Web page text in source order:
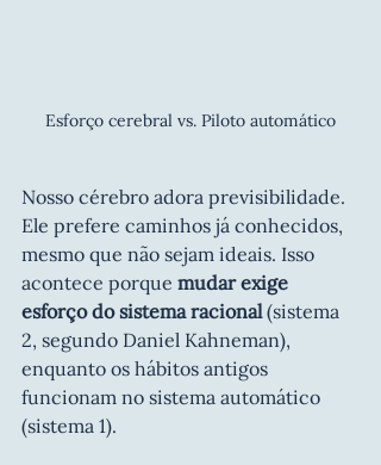
Esforço cerebral vs. Piloto automático
Nosso cérebro adora previsibilidade.
Ele prefere caminhos já conhecidos,
mesmo que não sejam ideais. Isso
acontece porque mudar exige
esforço do sistema racional (sistema
2, segundo Daniel Kahneman),
enquanto os hábitos antigos
funcionam no sistema automático
(sistema 1).